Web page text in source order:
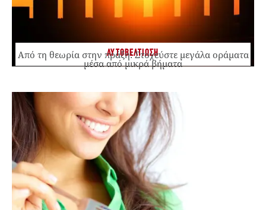
ΑΥΤΟΒΕΛΤΙΩΣΗ
Από τη θεωρία στην πράξη: Στοχεύστε μεγάλα οράματα
μέσα από μικρά βήματα